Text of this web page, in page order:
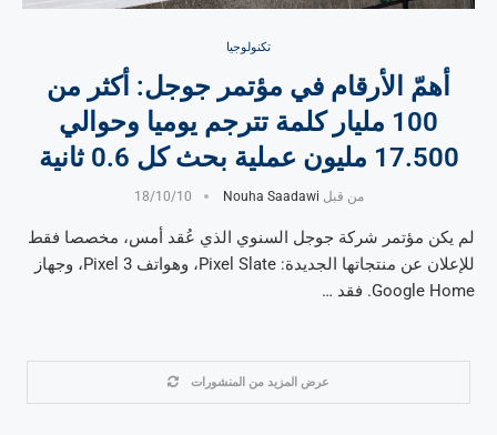
تكنولوجيا
أهمّ الأرقام في مؤتمر جوجل: أكثر من
100 مليار كلمة تترجم يوميا وحوالي
17.500 مليون عملية بحث كل 0.6 ثانية
من قبل Nouha Saadawi
18/10/10
لم يكن مؤتمر شركة جوجل السنوي الذي عُقد أمس، مخصصا فقط
للإعلان عن منتجاتها الجديدة: Pixel Slate، وهواتف Pixel 3، وجهاز
Google Home. فقد …
عرض المزيد من المنشورات